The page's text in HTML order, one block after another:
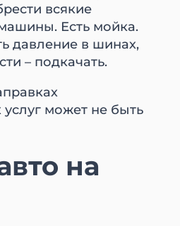
всякие
Есть мойка.
давление в шинах,
– подкачать.
может не быть
на